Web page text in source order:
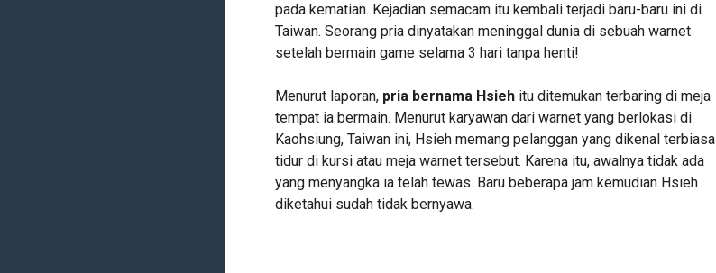
pada kematian. Kejadian semacam itu kembali terjadi baru-baru ini di
Taiwan. Seorang pria dinyatakan meninggal dunia di sebuah warnet
setelah bermain game selama 3 hari tanpa henti!
Menurut laporan, pria bernama Hsiehitu ditemukan terbaring di meja
tempat ia bermain. Menurut karyawan dari warnet yang berlokasi di
Kaohsiung, Taiwan ini, Hsieh memang pelanggan yang dikenal terbiasa
tidur di kursi atau meja warnet tersebut. Karena itu, awalnya tidak ada
yang menyangka ia telah tewas. Baru beberapa jam kemudian Hsieh
diketahui sudah tidak bernyawa.